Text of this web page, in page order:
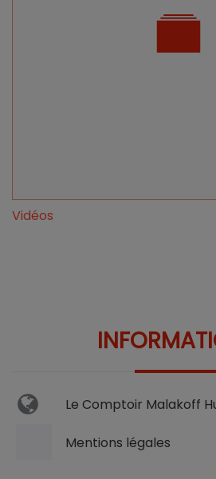
Vidéos
Le Comptoir Malakoff
Mentions légales